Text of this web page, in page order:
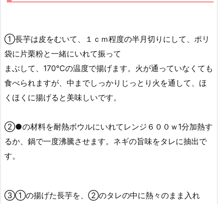
①長芋は皮をむいて、１ｃｍ程度の半月切りにして、ポリ
袋に片栗粉と一緒にいれて振って
まぶして、170℃の温度で揚げます。火が通っていなくても
食べられますが、中までしっかりじっとり火を通して、ほ
くほくに揚げると美味しいです。
②●の材料を耐熱ボウルにいれてレンジ６００ｗ1分加熱す
るか、鍋で一度沸騰させます。ネギの旨味をタレに抽出で
す。
③①の揚げた長芋を、②のタレの中に熱々のまま入れ